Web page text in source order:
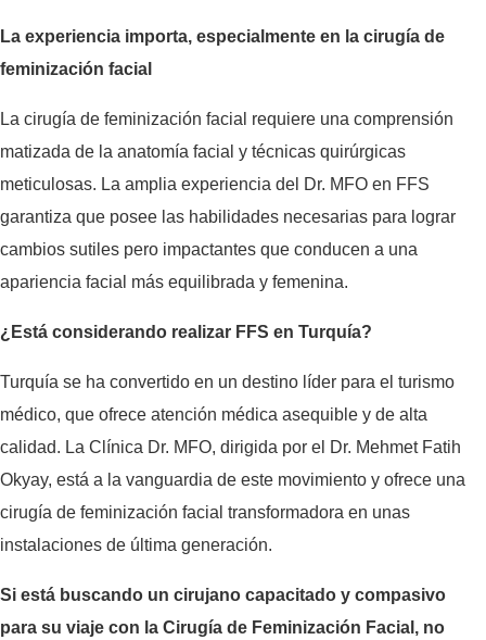
La experiencia importa, especialmente en la cirugía de
feminización facial
La cirugía de feminización facial requiere una comprensión
matizada de la anatomía facial y técnicas quirúrgicas
meticulosas. La amplia experiencia del Dr. MFO en FFS
garantiza que posee las habilidades necesarias para lograr
cambios sutiles pero impactantes que conducen a una
apariencia facial más equilibrada y femenina.
¿Está considerando realizar FFS en Turquía?
Turquía se ha convertido en un destino líder para el turismo
médico, que ofrece atención médica asequible y de alta
calidad. La Clínica Dr. MFO, dirigida por el Dr. Mehmet Fatih
Okyay, está a la vanguardia de este movimiento y ofrece una
cirugía de feminización facial transformadora en unas
instalaciones de última generación.
Si está buscando un cirujano capacitado y compasivo
para su viaje con la Cirugía de Feminización Facial, no